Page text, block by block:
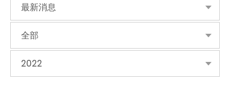
最新消息
全部
2022